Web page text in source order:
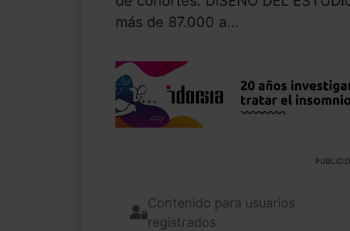
más de 87.000 a...
Contenido para usuarios
registrados